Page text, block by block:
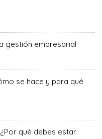
gestión empresarial
se hace y para qué
qué debes estar